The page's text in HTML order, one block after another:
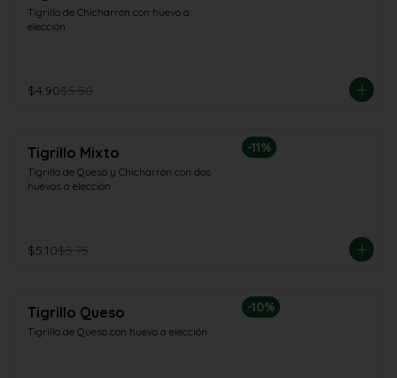
Tigrillo de Chicharron con huevo a
elección
$4.90$5.50
-11%
Tigrillo Mixto
Tigrillo de Queso y Chicharrón con dos
huevos a elección
$5.10$5.75
-10%
Tigrillo Queso
Tigrillo de Queso con huevo a elección